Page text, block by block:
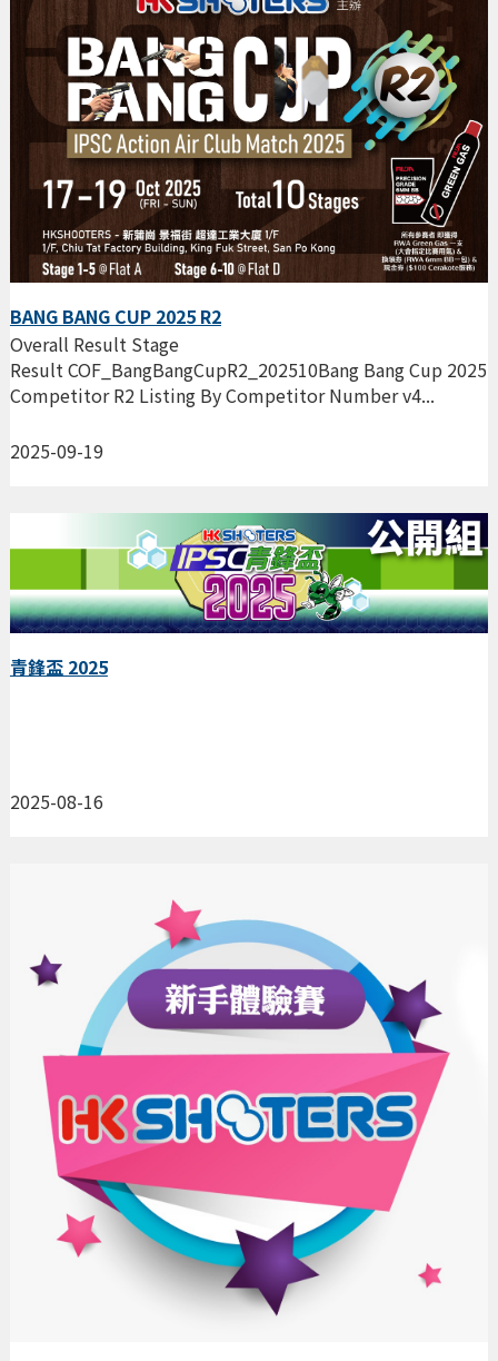
BANG BANG CUP 2025 R2
2025-09-19
Overall Result Stage
Result COF_BangBangCupR2_202510Bang Bang Cup 2025
Competitor R2 Listing By Competitor Number v4...
青鋒盃 2025
2025-08-16